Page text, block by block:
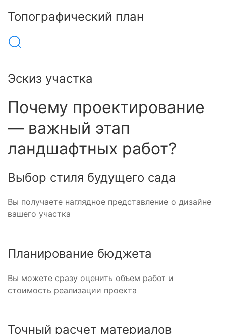
Топографический план
Эскиз участка
Почему проектирование
— важный этап
ландшафтных работ?
Выбор стиля будущего сада
Вы получаете наглядное представление о дизайне
вашего участка
Планирование бюджета
Вы можете сразу оценить объем работ и
стоимость реализации проекта
Точный расчет материалов